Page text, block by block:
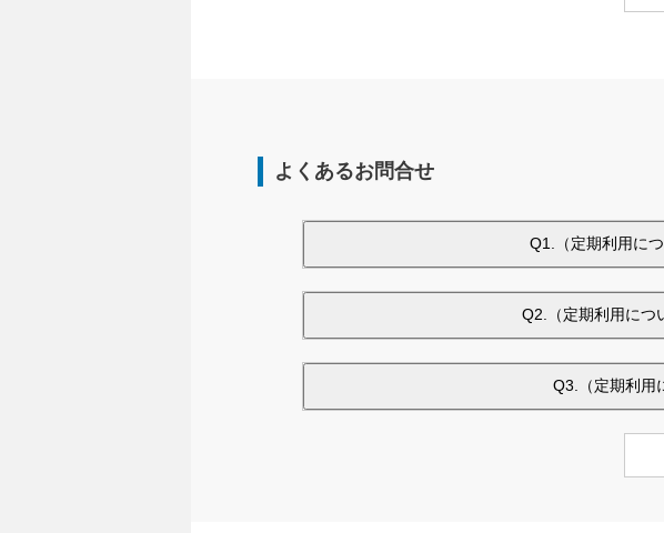
よくあるお問合せ
Q1.（定期利用に
Q2.（定期利用につ
Q3.（定期利用